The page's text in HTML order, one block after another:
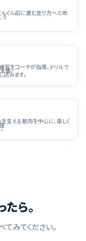
うぐん前に進む走り方へと改
番！
をコーチが指導。ドリルで
みます。
を支える筋肉を中心に、楽しく
ら。
みてください。